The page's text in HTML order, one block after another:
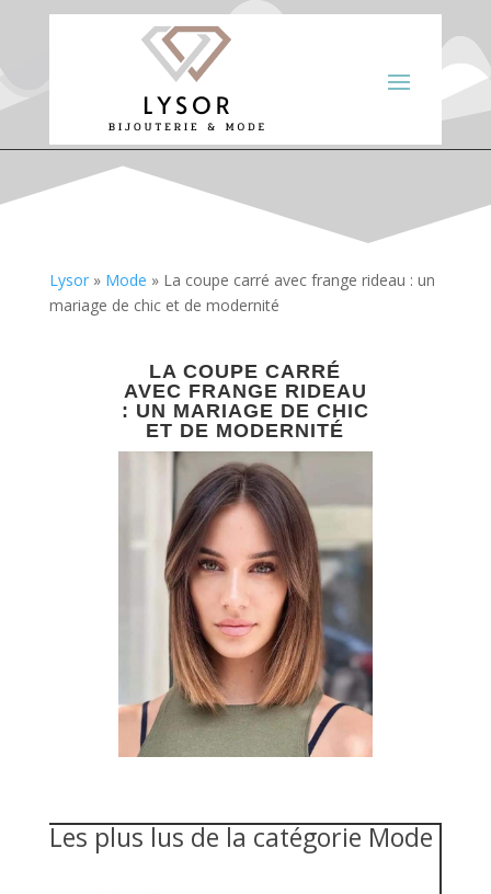
Lysor» Mode » La coupe carré avec frange rideau : un
mariage de chic et de modernité
LA COUPE CARRÉ
AVEC FRANGE RIDEAU
: UN MARIAGE DE CHIC
ET DE MODERNITÉ
Les plus lus de la catégorie Mode